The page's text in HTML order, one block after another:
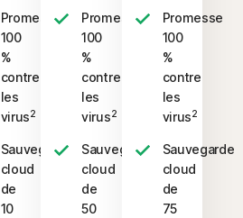
Promesse
100
%
contre
les
virus2
Sauvegarde
cloud
de
10
Promesse
100
%
contre
les
virus2
Sauvegarde
cloud
de
50
Promesse
100
%
contre
les
virus2
Sauvegarde
cloud
de
75